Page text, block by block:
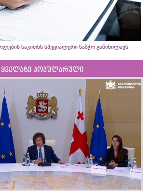
საკითხს სპეციალური საბჭო განიხილავს
ყველაზე პოპულარული